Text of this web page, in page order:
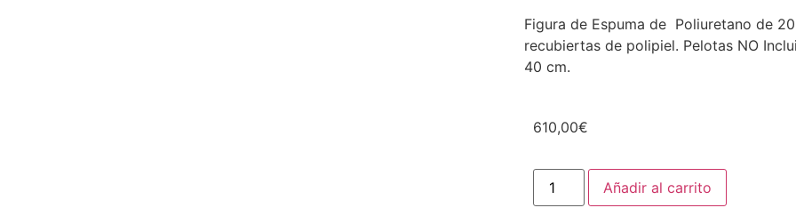
Figura de Espuma de Poliuretano de
recubiertas de polipiel. Pelotas NO
40 cm.
610,00€
Añadir al carrito